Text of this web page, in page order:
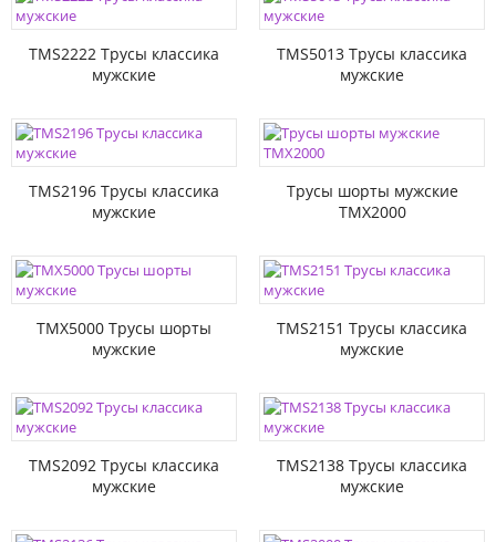
TMS2222 Трусы классика
мужские
TMS5013 Трусы классика
мужские
TMS2196 Трусы классика
мужские
Трусы шорты мужские
TMX2000
TMX5000 Трусы шорты
мужские
TMS2151 Трусы классика
мужские
TMS2092 Трусы классика
мужские
TMS2138 Трусы классика
мужские